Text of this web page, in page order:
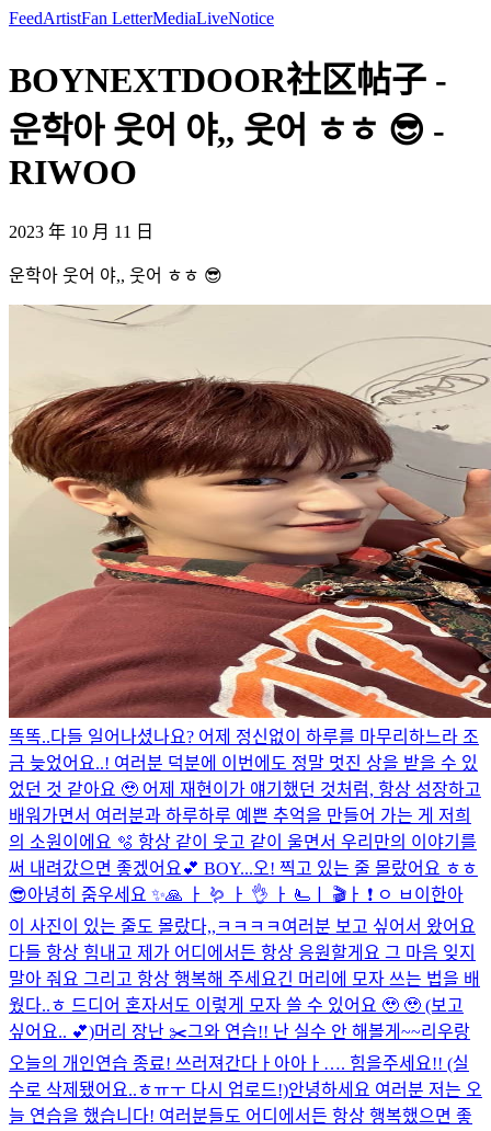
FeedArtistFan LetterMediaLiveNotice
BOYNEXTDOOR社区帖子 -
운학아 웃어 야,, 웃어 ㅎㅎ 😎 -
RIWOO
2023 年 10 月 11 日
운학아 웃어 야,, 웃어 ㅎㅎ 😎
똑똑..다들 일어나셨나요? 어제 정신없이 하루를 마무리하느라 조
금 늦었어요..! 여러분 덕분에 이번에도 정말 멋진 상을 받을 수 있
었던 것 같아요 🥹 어제 재현이가 얘기했던 것처럼, 항상 성장하고
배워가면서 여러분과 하루하루 예쁜 추억을 만들어 가는 게 저희
의 소원이에요 🫧 항상 같이 웃고 같이 울면서 우리만의 이야기를
써 내려갔으면 좋겠어요💕 BOY...오! 찍고 있는 줄 몰랐어요 ㅎㅎ
😎아녕히 줌우세요 ✨🙏 ㅏ 🪱 ㅏ 👌 ㅏ 🫷ㅣ 🎬ㅏ ❗ ㅇ ㅂ 이한아
이 사진이 있는 줄도 몰랐다,,ㅋㅋㅋㅋ 여러분 보고 싶어서 왔어요
다들 항상 힘내고 제가 어디에서든 항상 응원할게요 그 마음 잊지
말아 줘요 그리고 항상 행복해 주세요긴 머리에 모자 쓰는 법을 배
웠다..ㅎ 드디어 혼자서도 이렇게 모자 쓸 수 있어요 🥹 🥹 (보고
싶어요.. 💕)머리 장난 ✂️그와 연습!! 난 실수 안 해볼게~~리우랑
오늘의 개인연습 종료! 쓰러져간다ㅏ아아ㅏ…. 힘을주세요!! (실
수로 삭제됐어요..ㅎㅠㅜ 다시 업로드!)안녕하세요 여러분 저는 오
늘 연습을 했습니다! 여러분들도 어디에서든 항상 행복했으면 좋